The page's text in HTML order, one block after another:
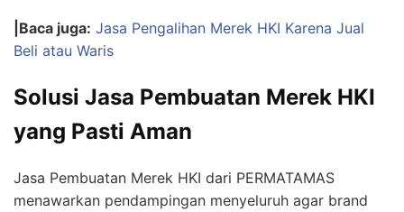
|Baca juga: Jasa Pengalihan Merek HKI Karena Jual
Beli atau Waris
Solusi Jasa Pembuatan Merek HKI
yang Pasti Aman
Jasa Pembuatan Merek HKI dari PERMATAMAS
menawarkan pendampingan menyeluruh agar brand